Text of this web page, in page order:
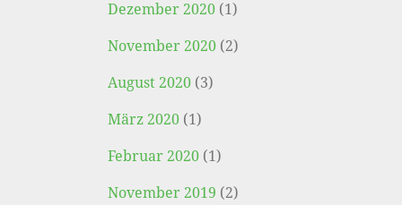
Dezember 2020 (1)
November 2020 (2)
August 2020 (3)
März 2020 (1)
Februar 2020 (1)
November 2019 (2)